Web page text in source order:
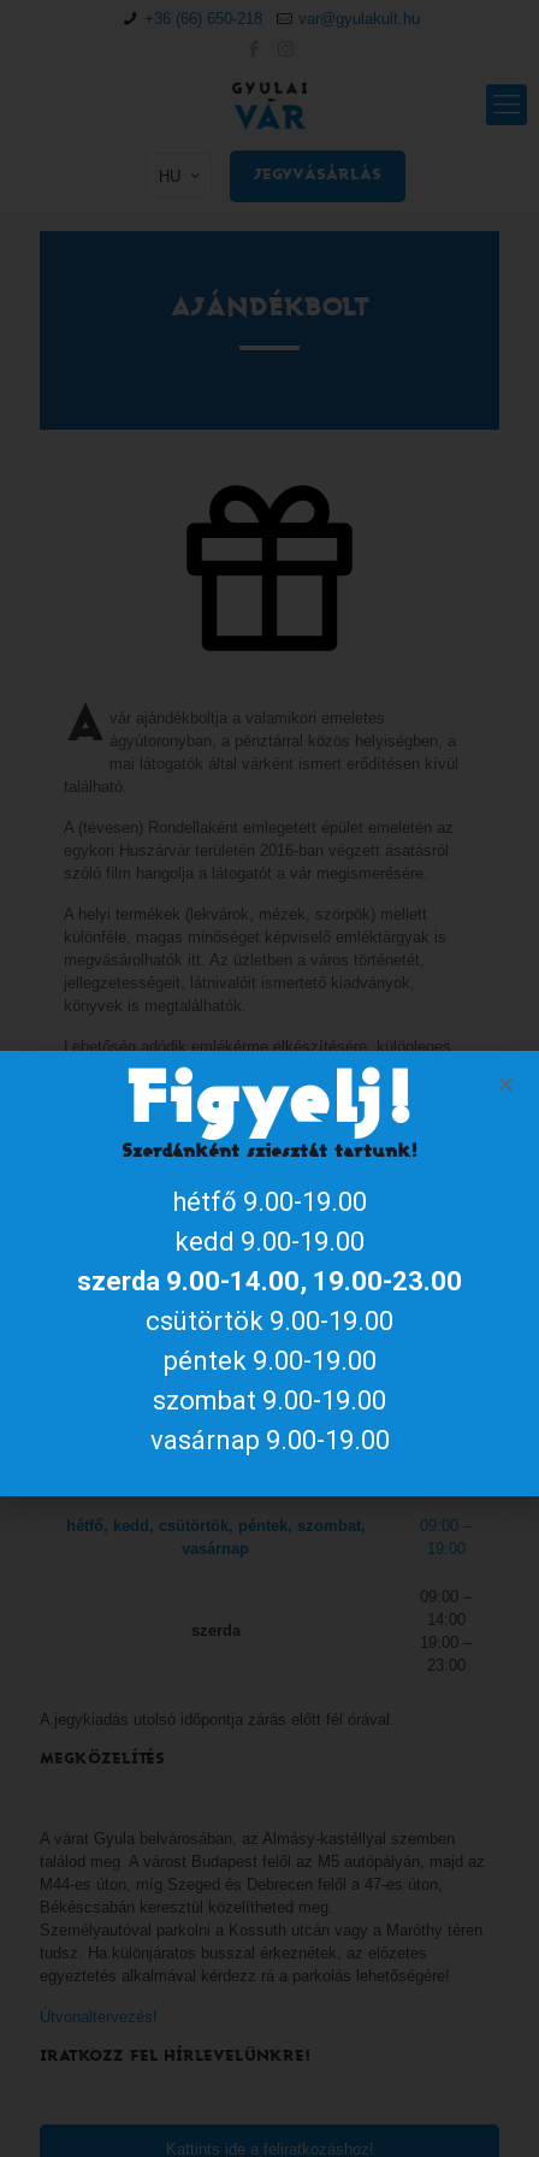
+36 (66) 650-218 var@gyulakult.hu
HU JEGYVÁSÁRLÁS
AJÁNDÉKBOLT
A vár ajándékboltja a valamikori emeletes
ágyútoronyban, a pénztárral közös helyiségben, a
mai látogatók által várként ismert erődítésen kívül
található.
A (tévesen) Rondellaként emlegetett épület emeletén az
egykori Huszárvár területén 2016-ban végzett ásatásról
szóló film hangolja a látogatót a vár megismerésére.
A helyi termékek (lekvárok, mézek, szörpök) mellett
különféle, magas minőséget képviselő emléktárgyak is
megvásárolhatók itt. Az üzletben a város történetét,
jellegzetességeit, látnivalóit ismertető kiadványok,
könyvek is megtalálhatók.
Lehetőség adódik emlékérme elkészítésére, különleges,
korhű térképek megvételére.
Keresd fel az ajándéküzletet, hogy a várban tett látogatás
tárgyiasult emlékeit hazavihesd!
Aktuális gyulai programokért, irány
agyulakult.hu
NYITVATARTÁS
hétfő, kedd, csütörtök, péntek, szombat,
vasárnap
09:00 –
19:00
szerda
09:00 –
14:00
19:00 –
23:00
A jegykiadás utolsó időpontja zárás előtt fél órával.
MEGKÖZELÍTÉS
A várat Gyula belvárosában, az Almásy-kastéllyal szemben
találod meg. A várost Budapest felől az M5 autópályán, majd az
M44-es úton, míg Szeged és Debrecen felől a 47-es úton,
Békéscsabán keresztül közelítheted meg.
Személyautóval parkolni a Kossuth utcán vagy a Maróthy téren
tudsz. Ha különjáratos busszal érkeznétek, az előzetes
egyeztetés alkalmával kérdezz rá a parkolás lehetőségére!
Útvonaltervezés!
IRATKOZZ FEL HÍRLEVELÜNKRE!
Kattints ide a feliratkozáshoz!
Figyelj!
Szerdánként sziesztát tartunk!
hétfő 9.00-19.00
kedd 9.00-19.00
szerda 9.00-14.00, 19.00-23.00
csütörtök 9.00-19.00
péntek 9.00-19.00
szombat 9.00-19.00
vasárnap 9.00-19.00